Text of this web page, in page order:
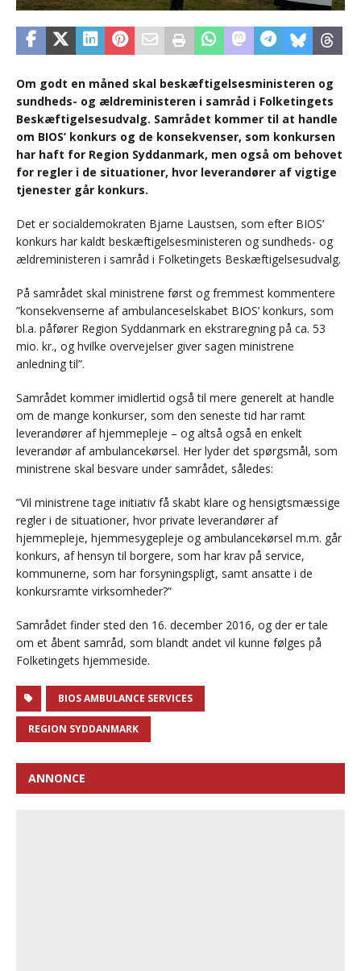
Om godt en måned skal beskæftigelsesministeren og
sundheds- og ældreministeren i samråd i Folketingets
Beskæftigelsesudvalg. Samrådet kommer til at handle
om BIOS’ konkurs og de konsekvenser, som konkursen
har haft for Region Syddanmark, men også om behovet
for regler i de situationer, hvor leverandører af vigtige
tjenester går konkurs.
Det er socialdemokraten Bjarne Laustsen, som efter BIOS’
konkurs har kaldt beskæftigelsesministeren og sundheds- og
ældreministeren i samråd i Folketingets Beskæftigelsesudvalg.
På samrådet skal ministrene først og fremmest kommentere
”konsekvenserne af ambulanceselskabet BIOS’ konkurs, som
bl.a. påfører Region Syddanmark en ekstraregning på ca. 53
mio. kr., og hvilke overvejelser giver sagen ministrene
anledning til”.
Samrådet kommer imidlertid også til mere generelt at handle
om de mange konkurser, som den seneste tid har ramt
leverandører af hjemmepleje – og altså også en enkelt
leverandør af ambulancekørsel. Her lyder det spørgsmål, som
ministrene skal besvare under samrådet, således:
”Vil ministrene tage initiativ få skabt klare og hensigtsmæssige
regler i de situationer, hvor private leverandører af
hjemmepleje, hjemmesygepleje og ambulancekørsel m.m. går
konkurs, af hensyn til borgere, som har krav på service,
kommunerne, som har forsyningspligt, samt ansatte i de
konkursramte virksomheder?”
Samrådet finder sted den 16. december 2016, og der er tale
om et åbent samråd, som blandt andet vil kunne følges på
Folketingets hjemmeside.
BIOS AMBULANCE SERVICES
REGION SYDDANMARK
ANNONCE